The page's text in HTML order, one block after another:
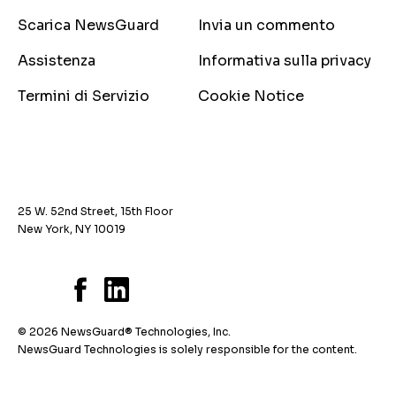
Scarica NewsGuard
Invia un commento
Assistenza
Informativa sulla privacy
Termini di Servizio
Cookie Notice
25 W. 52nd Street, 15th Floor
New York, NY 10019
© 2026 NewsGuard® Technologies, Inc.
NewsGuard Technologies is solely responsible for the content.